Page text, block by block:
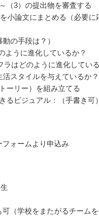
（3）の提出物を審査する
小論文にまとめる（必要
の手段は？）
うに進化しているか？
はどのように進化してい
スタイルを与えているか？
ーリー）を組み立てる
るビジュアル：（手書き可
ォームより申込み
（学校をまたがるチーム